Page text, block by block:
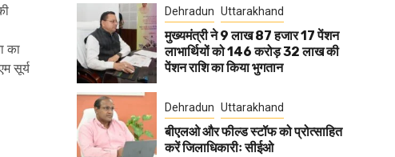
का
सूर्य
Dehradun Uttarakhand
मुख्यमंत्री ने 9 लाख 87 हजार 17 पेंशन
लाभार्थियों को 146 करोड़ 32 लाख की
पेंशन राशि का किया भुगतान
Dehradun Uttarakhand
बीएलओ और फील्ड स्टॉफ को प्रोत्साहित
करें जिलाधिकारीः सीईओ